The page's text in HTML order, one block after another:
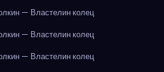
— Властелин колец
— Властелин колец
— Властелин колец